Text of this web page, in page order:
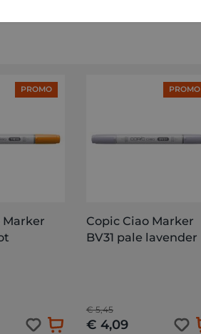
PROMO
Marker
PROMO
Copic Ciao Marker
BV31 pale lavender
€ 5,45
€ 4,09